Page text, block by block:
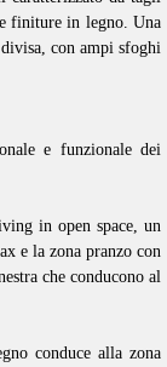
finiture in legno. Una
con ampi sfoghi
e funzionale dei
in open space, un
e la zona pranzo con
che conducono al
conduce alla zona